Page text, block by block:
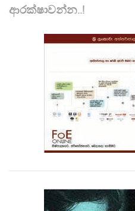
ආරක්ෂාවන්න..!